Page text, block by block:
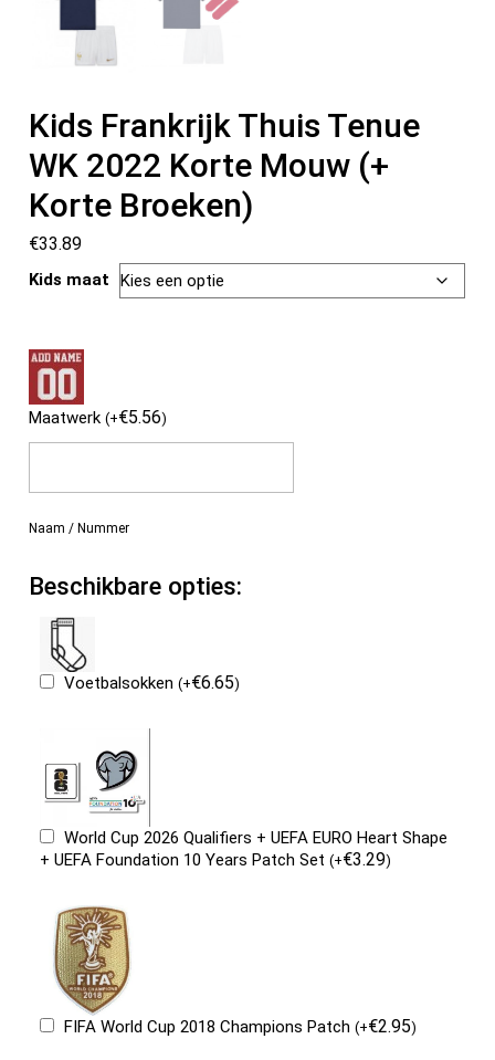
Kids Frankrijk Thuis Tenue
WK 2022 Korte Mouw (+
Korte Broeken)
€33.89
Kids maat
Maatwerk(+€5.56)
Naam / Nummer
Beschikbare opties:
Voetbalsokken(+€6.65)
World Cup 2026 Qualifiers + UEFA EURO Heart Shape
+ UEFA Foundation 10 Years Patch Set(+€3.29)
FIFA World Cup 2018 Champions Patch(+€2.95)